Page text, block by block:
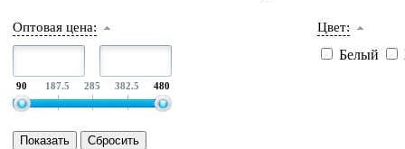
Оптовая цена:
90 187.5 285 382.5 480
Цвет:
Белый